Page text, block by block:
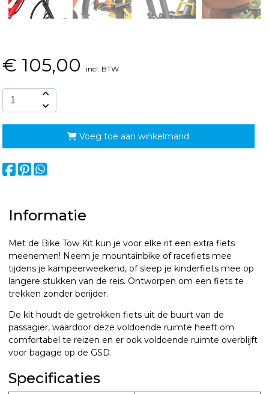
€ 105,00 incl. BTW
Voeg toe aan winkelmand
Informatie
Met de Bike Tow Kit kun je voor elke rit een extra fiets
meenemen! Neem je mountainbike of racefiets mee
tijdens je kampeerweekend, of sleep je kinderfiets mee op
langere stukken van de reis. Ontworpen om een ​​fiets te
trekken zonder berijder.
De kit houdt de getrokken fiets uit de buurt van de
passagier, waardoor deze voldoende ruimte heeft om
comfortabel te reizen en er ook voldoende ruimte overblijft
voor bagage op de GSD.
Specificaties